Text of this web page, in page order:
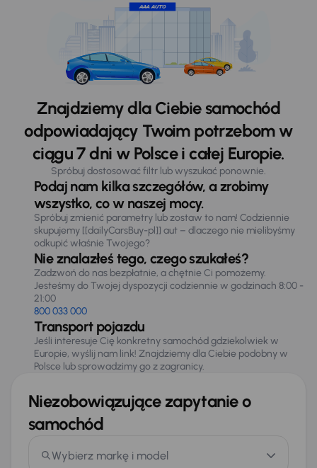
Znajdziemy dla Ciebie samochód
odpowiadający Twoim potrzebom w
ciągu 7 dni w Polsce i całej Europie.
Spróbuj dostosować filtr lub wyszukać ponownie.
Podaj nam kilka szczegółów, a zrobimy
wszystko, co w naszej mocy.
Spróbuj zmienić parametry lub zostaw to nam! Codziennie
skupujemy [[dailyCarsBuy-pl]] aut – dlaczego nie mielibyśmy
odkupić właśnie Twojego?
Nie znalazłeś tego, czego szukałeś?
Zadzwoń do nas bezpłatnie, a chętnie Ci pomożemy.
Jesteśmy do Twojej dyspozycji codziennie w godzinach 8:00 -
21:00
800 033 000
Transport pojazdu
Jeśli interesuje Cię konkretny samochód gdziekolwiek w
Europie, wyślij nam link! Znajdziemy dla Ciebie podobny w
Polsce lub sprowadzimy go z zagranicy.
Niezobowiązujące zapytanie o
samochód
Wybierz markę i model